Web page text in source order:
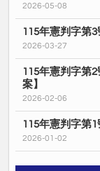
2026-05-08
115年憲判字第
2026-03-27
115年憲判字第
案】
2026-02-06
115年憲判字第
2026-01-02